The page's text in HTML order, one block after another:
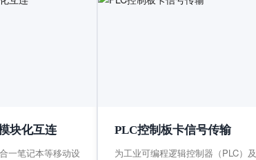
块化互连
一笔记本等移动设
PLC控制板卡信号传输
为工业可编程逻辑控制器（PLC）及